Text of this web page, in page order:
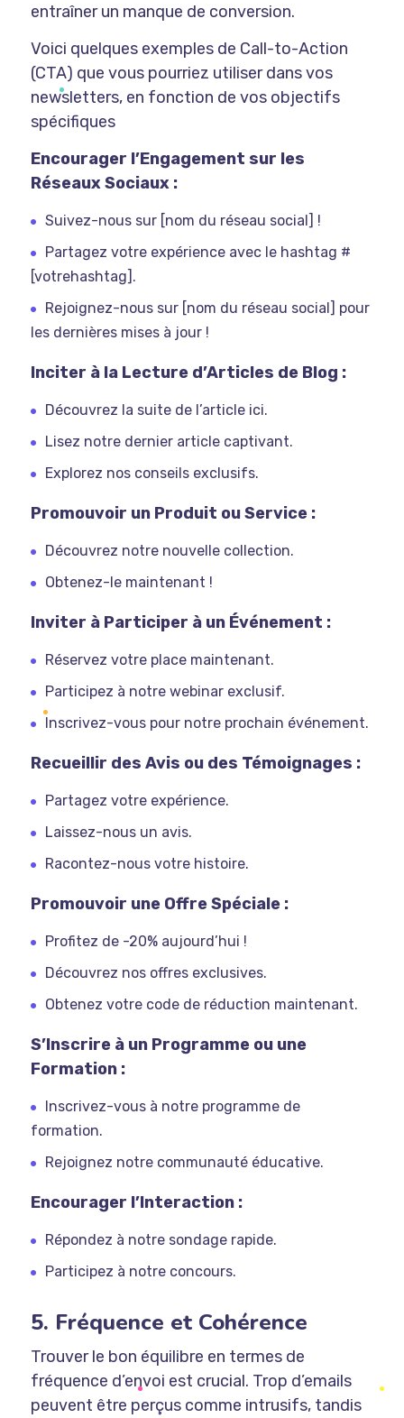
entraîner un manque de conversion.
Voici quelques exemples de Call-to-Action
(CTA) que vous pourriez utiliser dans vos
newsletters, en fonction de vos objectifs
spécifiques
Encourager l’Engagement sur les
Réseaux Sociaux :
Suivez-nous sur [nom du réseau social] !
Partagez votre expérience avec le hashtag #
[votrehashtag].
Rejoignez-nous sur [nom du réseau social] pour
les dernières mises à jour !
Inciter à la Lecture d’Articles de Blog :
Découvrez la suite de l’article ici.
Lisez notre dernier article captivant.
Explorez nos conseils exclusifs.
Promouvoir un Produit ou Service :
Découvrez notre nouvelle collection.
Obtenez-le maintenant !
Inviter à Participer à un Événement :
Réservez votre place maintenant.
Participez à notre webinar exclusif.
Inscrivez-vous pour notre prochain événement.
Recueillir des Avis ou des Témoignages :
Partagez votre expérience.
Laissez-nous un avis.
Racontez-nous votre histoire.
Promouvoir une Offre Spéciale :
Profitez de -20% aujourd’hui !
Découvrez nos offres exclusives.
Obtenez votre code de réduction maintenant.
S’Inscrire à un Programme ou une
Formation :
Inscrivez-vous à notre programme de
formation.
Rejoignez notre communauté éducative.
Encourager l’Interaction :
Répondez à notre sondage rapide.
Participez à notre concours.
5. Fréquence et Cohérence
Trouver le bon équilibre en termes de
fréquence d’envoi est crucial. Trop d’emails
peuvent être perçus comme intrusifs, tandis